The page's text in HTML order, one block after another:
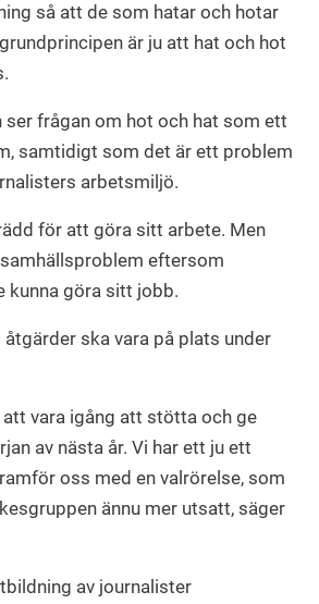
så att de som hatar och hotar
är ju att hat och hot
ser frågan om hot och hat som ett
samtidigt som det är ett problem
arbetsmiljö.
för att göra sitt arbete. Men
eftersom
kunna göra sitt jobb.
ska vara på plats under
vara igång att stötta och ge
av nästa år. Vi har ett ju ett
oss med en valrörelse, som
ännu mer utsatt, säger
av journalister